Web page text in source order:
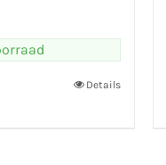
Details